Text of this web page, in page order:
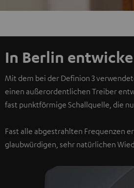
In Berlin
Mit dem bei der Definion 3
einen außerordentlichen Treiber
fast punktförmige Schallquelle, die
Fast alle abgestrahlten Frequenzen
glaubwürdigen, sehr natürlichen